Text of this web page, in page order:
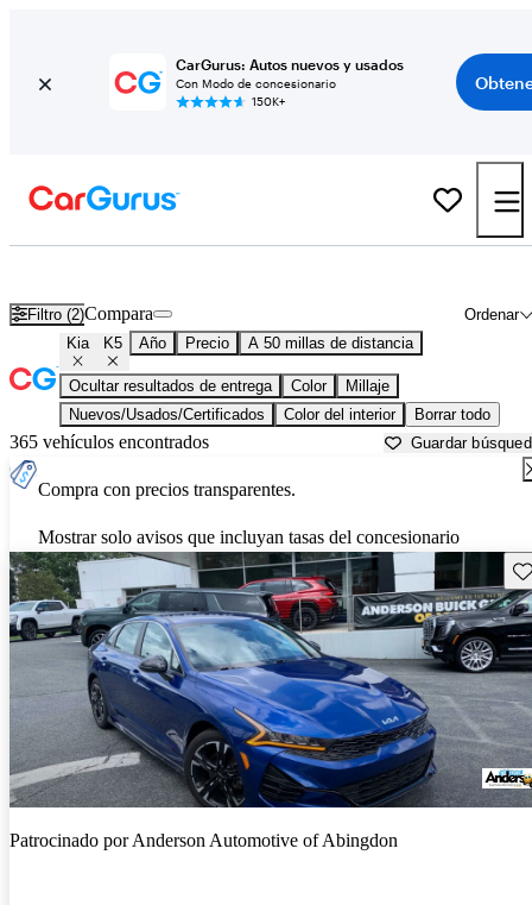
CarGurus: Autos nuevos y usados
Con Modo de concesionario
150K+
Filtro (2) Ordenar
Compara
Kia K5 Año Precio A 50 millas de distancia
Ocultar resultados de entrega Color
Millaje
Nuevos/Usados/Certificados
Color del interior Borrar todo
365 vehículos encontrados Guardar
Compra con precios transparentes.
Mostrar solo avisos que incluyan tasas del concesionario
Patrocinado porAnderson Automotive of Abingdon